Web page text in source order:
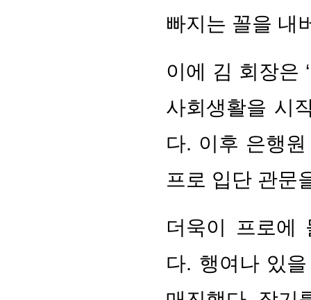
빠지는 꼴을 내
이에 김 회장은
사회생활을 시
다. 이후 은행
프로 입단 관문
더욱이 프로에
다. 행여나 있